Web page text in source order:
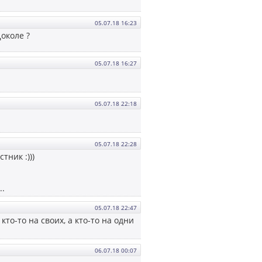
05.07.18 16:23
?
05.07.18 16:27
05.07.18 22:18
05.07.18 22:28
:)))
05.07.18 22:47
то на своих, а кто-то на одни
06.07.18 00:07